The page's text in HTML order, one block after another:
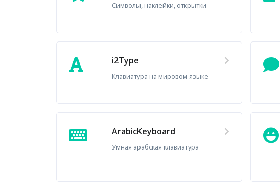
Символы, наклейки, открытки
i2Type
Клавиатура на мировом языке
ArabicKeyboard
Умная арабская клавиатура